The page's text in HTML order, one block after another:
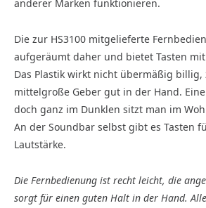
anderer Marken funktionieren.
Die zur HS3100 mitgelieferte
aufgeräumt daher und bietet Tasten
Das Plastik wirkt nicht übermäßig
mittelgroße Geber gut in der Hand.
doch ganz im Dunklen sitzt man im
An der Soundbar selbst gibt es Tasten
Lautstärke.
Die Fernbedienung ist recht leicht, die
sorgt für einen guten Halt in der Hand.